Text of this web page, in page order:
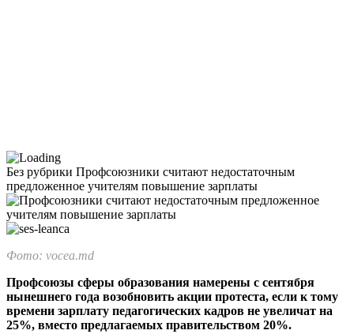
Без рубрики Профсоюзники считают недостаточным
предложенное учителям повышение зарплаты
Фото: vocea.md
Профсоюзы сферы об­разования намерены с сен­тября
нынешнего года во­зобновить акции протес­та, если к тому
времени зарплату педагогических кадров не увеличат на
25%, вместо предлагаемых пра­вительством 20%.